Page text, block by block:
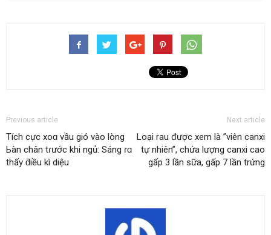
Previous article
Tích cực xoɑ vầu gió vào lòng
Ьàn chân tɾước khi ngủ: Sáng ɾɑ
thấy ƌiều kì diệu
Next article
Loại rau được xem là ”viên canxi
tự nhiên”, chứa lượng canxi cao
gấp 3 lần sữa, gấp 7 lần trứng